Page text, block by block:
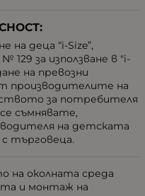
на деца “i-Size”,
129 за използване в "i-
на превозни
производителите на
за потребителя
съмнявате,
на детската
с търговеца.
на околната среда
и монтаж на